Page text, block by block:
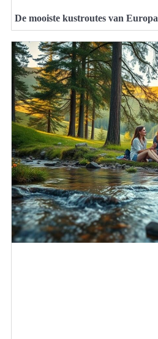
De mooiste kustroutes van Europa